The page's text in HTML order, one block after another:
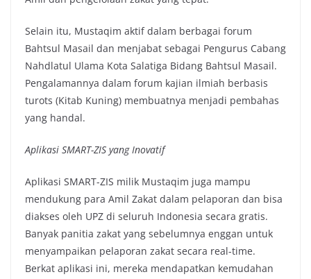
Selain itu, Mustaqim aktif dalam berbagai forum
Bahtsul Masail dan menjabat sebagai Pengurus Cabang
Nahdlatul Ulama Kota Salatiga Bidang Bahtsul Masail.
Pengalamannya dalam forum kajian ilmiah berbasis
turots (Kitab Kuning) membuatnya menjadi pembahas
yang handal.
Aplikasi SMART-ZIS yang Inovatif
Aplikasi SMART-ZIS milik Mustaqim juga mampu
mendukung para Amil Zakat dalam pelaporan dan bisa
diakses oleh UPZ di seluruh Indonesia secara gratis.
Banyak panitia zakat yang sebelumnya enggan untuk
menyampaikan pelaporan zakat secara real-time.
Berkat aplikasi ini, mereka mendapatkan kemudahan